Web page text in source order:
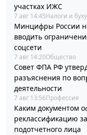
участках ИЖС
7 авг 14:45Налоги и
Минцифры России
вводить
соцсети
7 авг 14:20Общество
Совет ФПА РФ
разъяснения по
деятельности
7 авг 13:56Профессия
Каким документом
реклассификацию
подотчетного лица